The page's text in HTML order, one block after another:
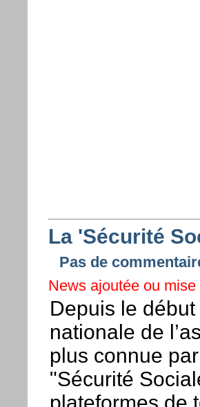
La 'Sécurité
Pas de
News ajoutée ou
Depuis le
nationale de
plus connue
"Sécurité